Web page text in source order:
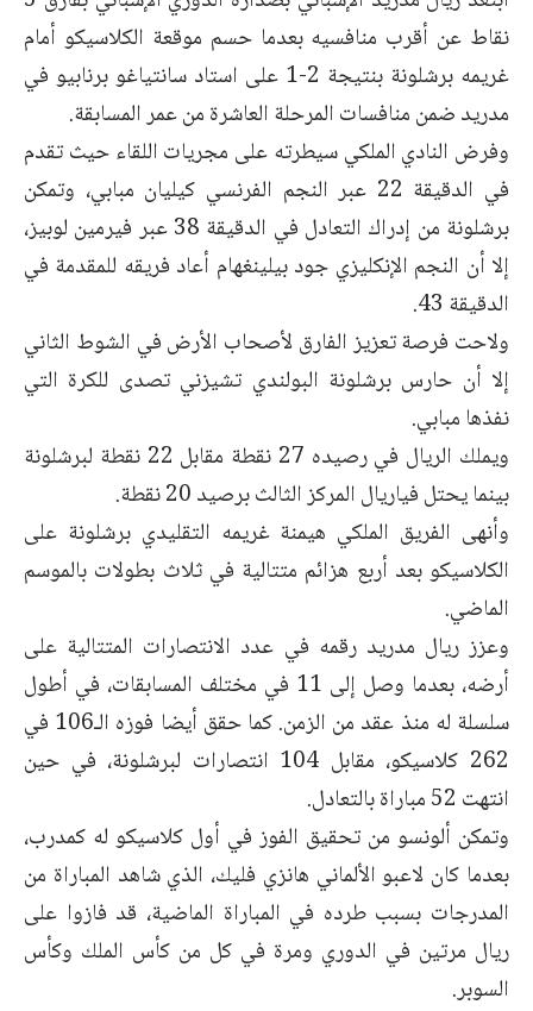
نقاط عن أقرب منافسيه بعدما حسم موقعة الكلاسيكو أمام
غريمه برشلونة بنتيجة 2-1 على استاد سانتياغو برنابيو في
مدريد ضمن منافسات المرحلة العاشرة من عمر المسابقة.
وفرض النادي الملكي سيطرته على مجريات اللقاء حيث تقدم
في الدقيقة 22 عبر النجم الفرنسي كيليان مبابي، وتمكن
برشلونة من إدراك التعادل في الدقيقة 38 عبر فيرمين لوبيز،
إلا أن النجم الإنكليزي جود بيلينغهام أعاد فريقه للمقدمة في
الدقيقة 43.
ولاحت فرصة تعزيز الفارق لأصحاب الأرض في الشوط الثاني
إلا أن حارس برشلونة البولندي تشيزني تصدى للكرة التي
نفذها مبابي.
ويملك الريال في رصيده 27 نقطة مقابل 22 نقطة لبرشلونة
بينما يحتل فياريال المركز الثالث برصيد 20 نقطة.
وأنهى الفريق الملكي هيمنة غريمه التقليدي برشلونة على
الكلاسيكو بعد أربع هزائم متتالية في ثلاث بطولات بالموسم
الماضي.
وعزز ريال مدريد رقمه في عدد الانتصارات المتتالية على
أرضه، بعدما وصل إلى 11 في مختلف المسابقات، في أطول
سلسلة له منذ عقد من الزمن. كما حقق أيضا فوزه الـ106 في
262 كلاسيكو، مقابل 104 انتصارات لبرشلونة، في حين
انتهت 52 مباراة بالتعادل.
وتمكن ألونسو من تحقيق الفوز في أول كلاسيكو له كمدرب،
بعدما كان لاعبو الألماني هانزي فليك، الذي شاهد المباراة من
المدرجات بسبب طرده في المباراة الماضية، قد فازوا على
ريال مرتين في الدوري ومرة في كل من كأس الملك وكأس
السوبر.